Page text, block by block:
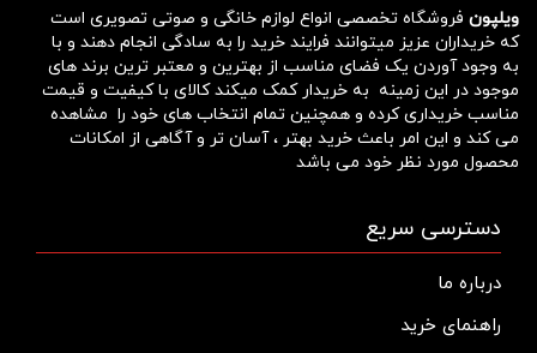
ویلپون فروشگاه تخصصی انواع لوازم خانگی و صوتی تصویری است
که خریداران عزیز میتوانند فرایند خرید را به سادگی انجام دهند و با
به وجود آوردن یک فضای مناسب از بهترین و معتبر ترین برند های
موجود در این زمینه به خریدار کمک میکند کالای با کیفیت و قیمت
مناسب خریداری کرده و همچنین تمام انتخاب های خود را مشاهده
می کند و این امر باعث خرید بهتر ، آسان تر و آگاهی از امکانات
محصول مورد نظر خود می باشد
دسترسی سریع
درباره ما
راهنمای خرید